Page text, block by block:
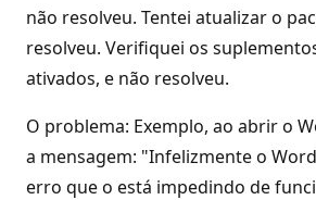
não resolveu. Tentei atualizar o
resolveu. Verifiquei os
ativados, e não resolveu.
O problema: Exemplo, ao abrir o
a mensagem: "Infelizmente o
erro que o está impedindo de